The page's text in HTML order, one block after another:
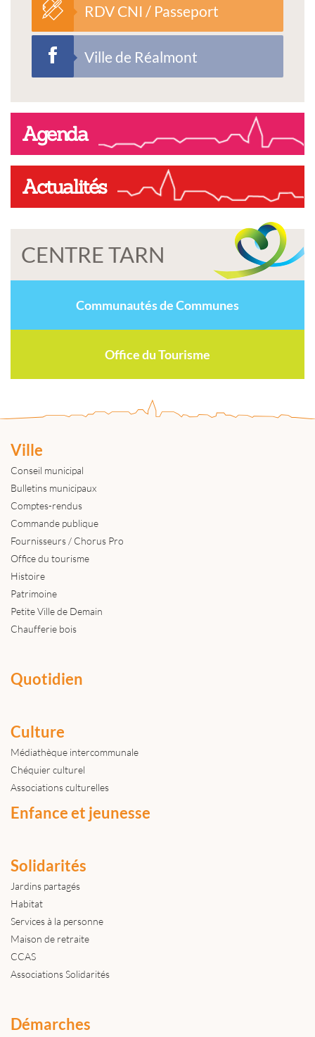
RDV CNI / Passeport
Ville de Réalmont
Agenda
Actualités
CENTRE TARN
Communautés de Communes
Office du Tourisme
Ville
Conseil municipal
Bulletins municipaux
Comptes-rendus
Commande publique
Fournisseurs / Chorus Pro
Office du tourisme
Histoire
Patrimoine
Petite Ville de Demain
Chaufferie bois
Quotidien
Culture
Médiathèque intercommunale
Chéquier culturel
Associations culturelles
Enfance et jeunesse
Solidarités
Jardins partagés
Habitat
Services à la personne
Maison de retraite
CCAS
Associations Solidarités
Démarches